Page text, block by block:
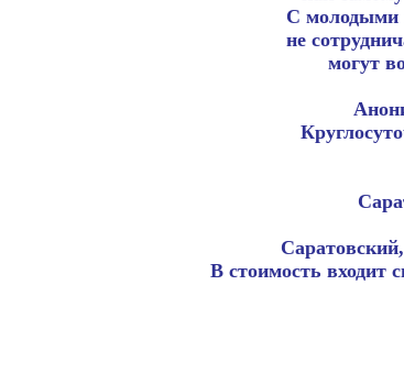
С молодыми
не
могут
В стоимость входит